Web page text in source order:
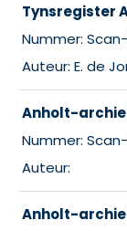
Tynsregister
Nummer:
Auteur: E. de
Anholt-
Nummer:
Auteur:
Anholt-